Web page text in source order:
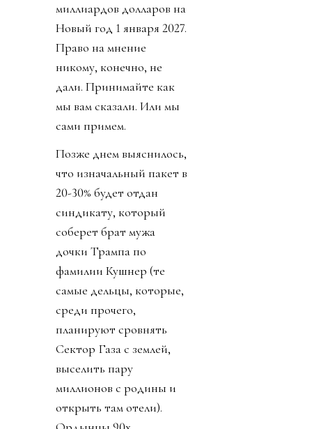
миллиардов долларов на
Новый год 1 января 2027.
Право на мнение
никому, конечно, не
дали. Принимайте как
мы вам сказали. Или мы
сами примем.
Позже днем выяснилось,
что изначальный пакет в
20-30% будет отдан
синдикату, который
соберет брат мужа
дочки Трампа по
фамилии Кушнер (те
самые дельцы, которые,
среди прочего,
планируют сровнять
Сектор Газа с землей,
выселить пару
миллионов с родины и
открыть там отели).